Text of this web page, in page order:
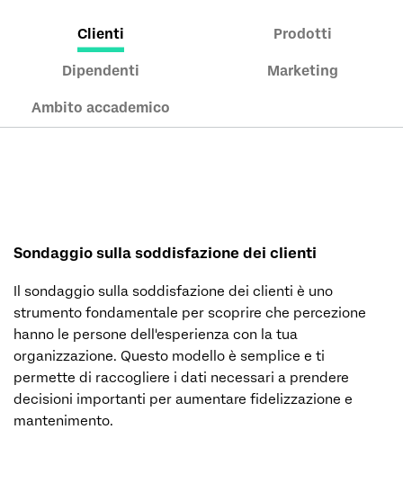
Clienti Prodotti
Dipendenti Marketing
Ambito accademico
Sondaggio sulla soddisfazione dei clienti
Il sondaggio sulla soddisfazione dei clienti è uno
strumento fondamentale per scoprire che percezione
hanno le persone dell'esperienza con la tua
organizzazione. Questo modello è semplice e ti
permette di raccogliere i dati necessari a prendere
decisioni importanti per aumentare fidelizzazione e
mantenimento.